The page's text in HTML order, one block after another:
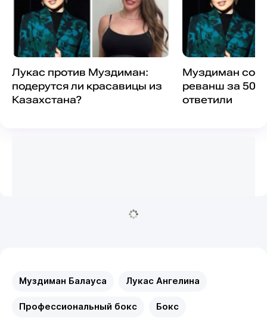
Лукас против Муздиман:
подерутся ли красавицы из
Казахстана?
Муздиман
реванш за 50
ответили
Муздиман Балауса Лукас Ангелина
Профессиональный бокс Бокс